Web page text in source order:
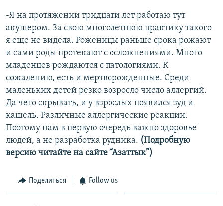
-Я на протяжении тридцати лет работаю тут
акушером. За свою многолетнюю практику такого
я еще не видела. Роженицы раньше срока рожают
и сами роды протекают с осложнениями. Много
младенцев рождаются с патологиями. К
сожалению, есть и мертворожденные. Среди
маленьких детей резко возросло число аллергий.
Да чего скрывать, и у взрослых появился зуд и
кашель. Различные аллергические реакции.
Поэтому нам в первую очередь важно здоровье
людей, а не разработка рудника. (Подробную
версию читайте на сайте “Азаттык”)
Поделиться Follow us